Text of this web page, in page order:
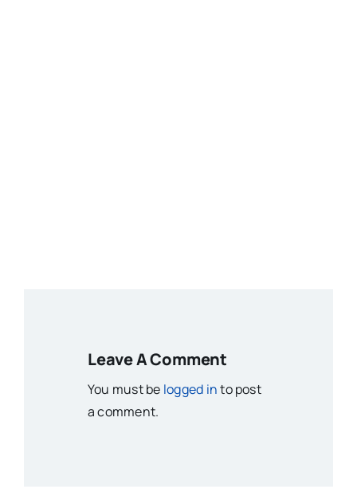
Leave A Comment
You must be logged into post
a comment.